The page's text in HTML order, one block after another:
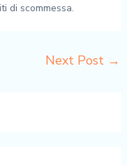
di scommessa.
Next Post →